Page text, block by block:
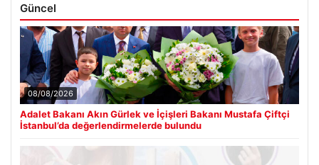
Güncel
08/08/2026
Adalet Bakanı Akın Gürlek ve İçişleri Bakanı Mustafa Çiftçi
İstanbul’da değerlendirmelerde bulundu